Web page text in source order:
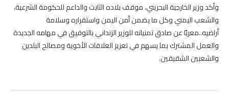
وأكد وزير الخارجية البحريني، موقف بلاده الثابت والداعم للحكومة الشرعية،
والشعب اليمني وكل ما يضمن أمن اليمن واستقراره وسلامة
أراضيه..معربًا عن صادق تمنياته للوزير الزنداني بالتوفيق في مهامه الجديدة
والعمل المشترك بما يسهم في تعزيز العلاقات الأخوية ومصالح البلدين
والشعبين الشقيقين.